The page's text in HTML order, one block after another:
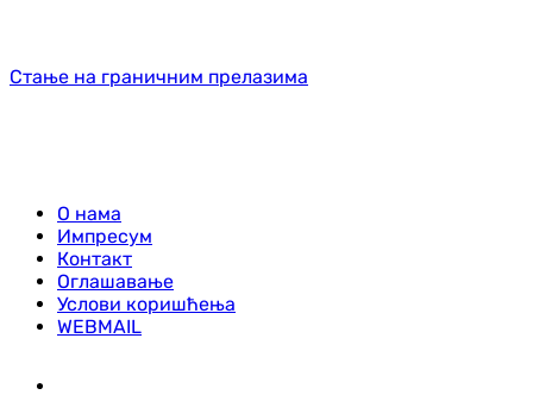
Стање на граничним прелазима
О нама
Импресум
Контакт
Оглашавање
Услови коришћења
WEBMAIL